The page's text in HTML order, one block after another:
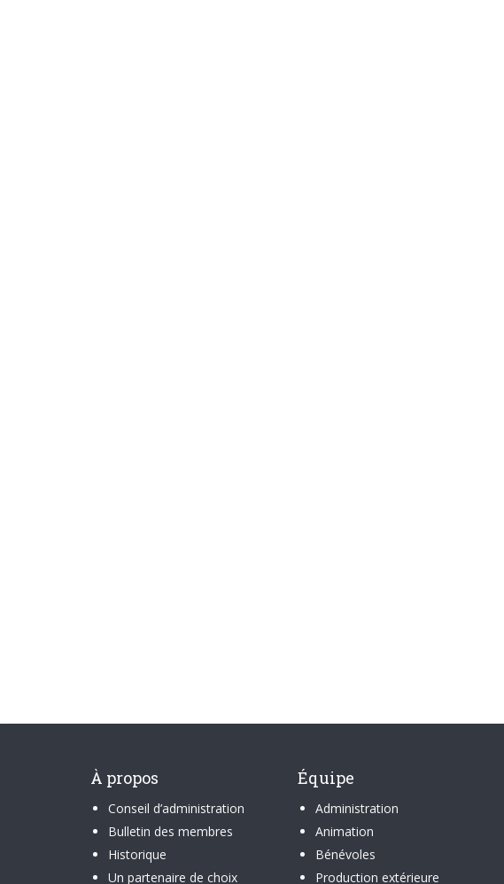
À propos
Conseil d’administration
Bulletin des membres
Historique
Un partenaire de choix
Équipe
Administration
Animation
Bénévoles
Production extérieure